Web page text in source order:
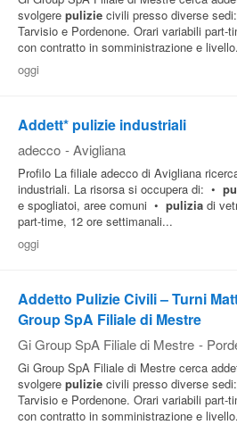
svolgere pulizie civili presso diverse
Tarvisio e Pordenone. Orari variabili part-
con contratto in somministrazione e
oggi
Addett* pulizie industriali
adecco - Avigliana
Profilo La filiale adecco di Avigliana
industriali. La risorsa si occupera di: •
e spogliatoi, aree comuni • pulizia di
part-time, 12 ore settimanali...
oggi
Addetto Pulizie Civili – Turni
Group SpA Filiale di Mestre
Gi Group SpA Filiale di Mestre -
Gi Group SpA Filiale di Mestre cerca
svolgere pulizie civili presso diverse
Tarvisio e Pordenone. Orari variabili part-
con contratto in somministrazione e